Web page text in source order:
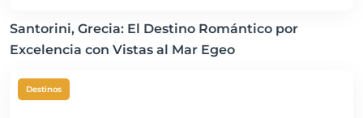
Santorini, Grecia: El Destino Romántico por
Excelencia con Vistas al Mar Egeo
Destinos